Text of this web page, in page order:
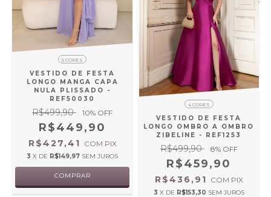
5 CORES
VESTIDO DE FESTA
LONGO MANGA CAPA
NULA PLISSADO -
REF50030
R$499,90 10% OFF
R$449,90
R$427,41 COM PIX
3 X DE R$149,97 SEM JUROS
COMPRAR
4 CORES
VESTIDO DE FESTA
LONGO OMBRO A OMBRO
ZIBELINE - REF1253
R$499,90 8% OFF
R$459,90
R$436,91 COM PIX
3 X DE R$153,30 SEM JUROS